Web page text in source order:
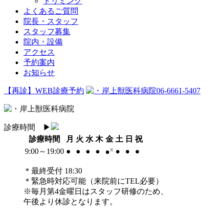
よくあるご質問
院長・スタッフ
スタッフ募集
院内・設備
アクセス
予約案内
お知らせ
【再診】WEB診療予約 06-6661-5407
診療時間
▶︎
診療時間
月 火 水 木 金 土 日 祝
9:00～19:00 ● ● ● ● ●※ ● ● ●
＊最終受付 18:30
＊緊急時対応可能（来院前にTEL必要）
※毎月第4金曜日はスタッフ研修のため、
午後より休診となります。